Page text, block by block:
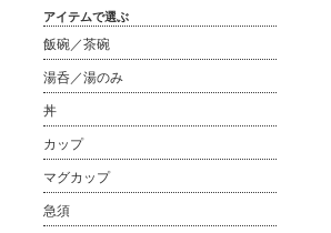
アイテムで選ぶ
飯碗／茶碗
湯呑／湯のみ
丼
カップ
マグカップ
急須